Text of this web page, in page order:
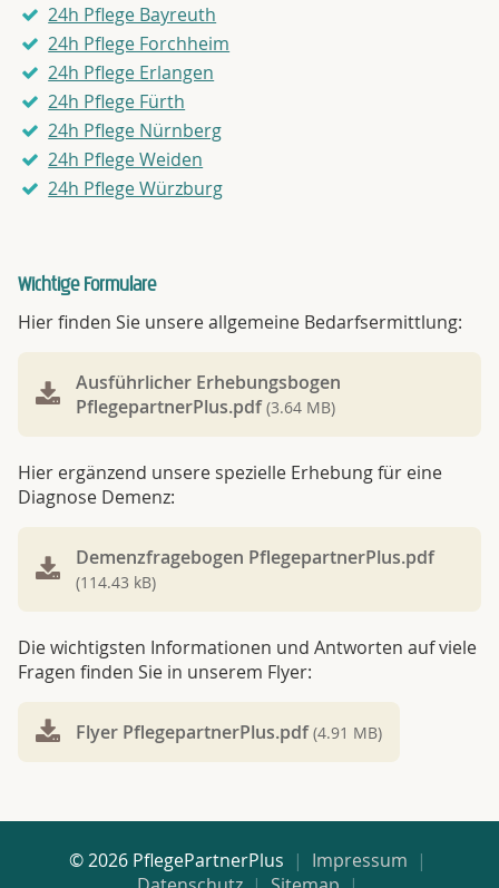
24h Pflege Bayreuth
24h Pflege Forchheim
24h Pflege Erlangen
24h Pflege Fürth
24h Pflege Nürnberg
24h Pflege Weiden
24h Pflege Würzburg
Wichtige Formulare
Hier finden Sie unsere allgemeine Bedarfsermittlung:
Ausführlicher Erhebungsbogen
PflegepartnerPlus.pdf(3.64 MB)
Hier ergänzend unsere spezielle Erhebung für eine
Diagnose Demenz:
Demenzfragebogen PflegepartnerPlus.pdf
(114.43 kB)
Die wichtigsten Informationen und Antworten auf viele
Fragen finden Sie in unserem Flyer:
Flyer PflegepartnerPlus.pdf(4.91 MB)
© 2026 PflegePartnerPlus
Impressum